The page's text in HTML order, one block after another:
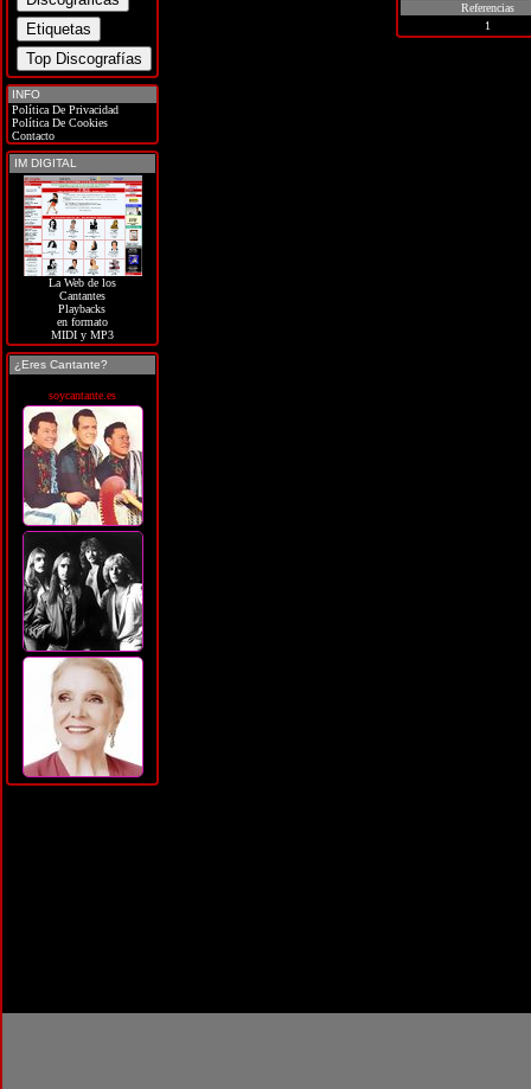
INFO
Política De Privacidad
Política De Cookies
Contacto
IM DIGITAL
La Web de los
Cantantes
Playbacks
en formato
MIDI y MP3
¿Eres Cantante?
soycantante.es
Referencias
1